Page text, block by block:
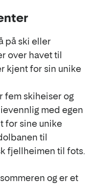
på ski eller
over havet til
kjent for sin unike
fem skiheiser og
med egen
for sine unike
til
fjellheimen til fots.
og er et